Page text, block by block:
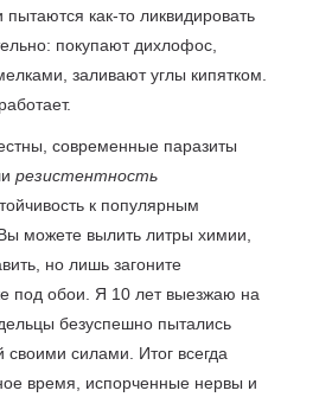
как-то ликвидировать
покупают дихлофос,
заливают углы кипятком.
современные паразиты
резистентность
к популярным
можете вылить литры химии,
но лишь загоните
под обои. Я 10 лет выезжаю на
безуспешно пытались
своими силами. Итог всегда
время, испорченные нервы и